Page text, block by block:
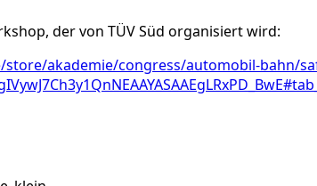
der von TÜV Süd organisiert wird:
akademie/congress/automobil-bahn/